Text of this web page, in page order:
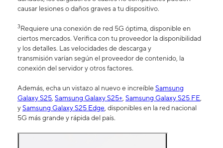
causar lesiones o daños graves a tu dispositivo.
3Requiere una conexión de red 5G óptima, disponible en
ciertos mercados. Verifica con tu proveedor la disponibilidad
y los detalles. Las velocidades de descarga y
transmisión varían según el proveedor de contenido, la
conexión del servidor y otros factores.
Además, echa un vistazo al nuevo e increíble Samsung
Galaxy S25, Samsung Galaxy S25+, Samsung Galaxy S25 FE,
ySamsung Galaxy S25 Edge, disponibles en la red nacional
5G más grande y rápida del país.